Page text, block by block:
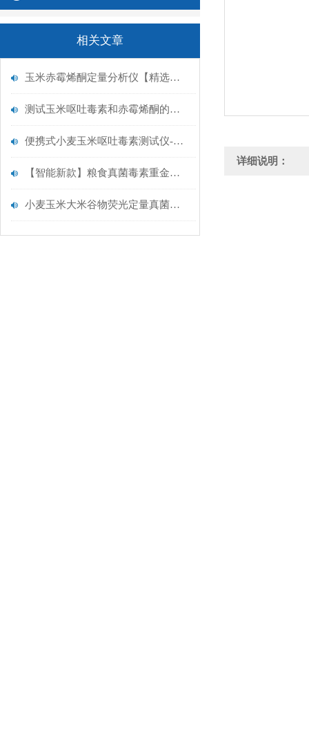
相关文章
玉米赤霉烯酮定量分析仪【精选仪器】云唐真菌毒素检测仪
测试玉米呕吐毒素和赤霉烯酮的便携式测试仪选择云唐升级真菌毒素检测仪
便携式小麦玉米呕吐毒素测试仪-真菌毒素检测仪【云唐智能新款推荐】
【智能新款】粮食真菌毒素重金属快速检测仪@粮食真菌毒素检测仪
小麦玉米大米谷物荧光定量真菌毒素检测仪.云唐仪器推荐
详细说明：